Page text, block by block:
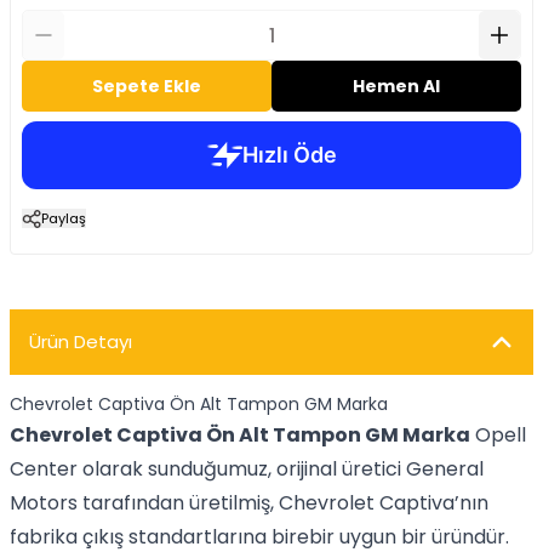
Sepete Ekle Hemen Al
Paylaş
Ürün Detayı
Chevrolet Captiva Ön Alt Tampon GM Marka
Chevrolet Captiva Ön Alt Tampon GM Marka Opell
Center olarak sunduğumuz, orijinal üretici General
Motors tarafından üretilmiş, Chevrolet Captiva’nın
fabrika çıkış standartlarına birebir uygun bir üründür.